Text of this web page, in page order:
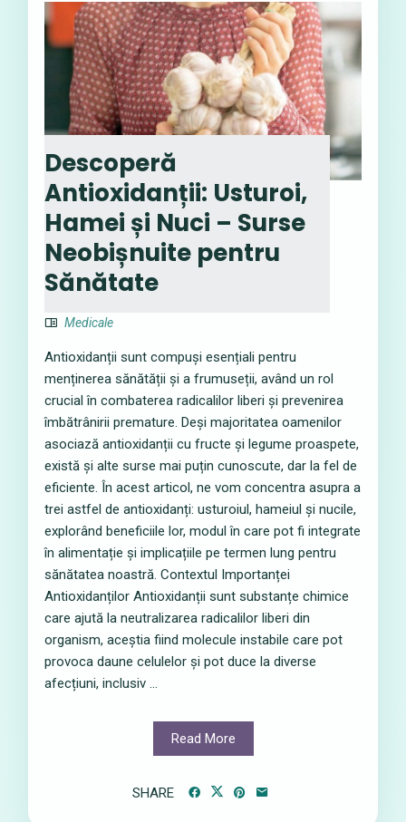
Descoperă
Antioxidanții: Usturoi,
Hamei și Nuci – Surse
Neobișnuite pentru
Sănătate
Medicale
Antioxidanții sunt compuși esențiali pentru
menținerea sănătății și a frumuseții, având un rol
crucial în combaterea radicalilor liberi și prevenirea
îmbătrânirii premature. Deși majoritatea oamenilor
asociază antioxidanții cu fructe și legume proaspete,
există și alte surse mai puțin cunoscute, dar la fel de
eficiente. În acest articol, ne vom concentra asupra a
trei astfel de antioxidanți: usturoiul, hameiul și nucile,
explorând beneficiile lor, modul în care pot fi integrate
în alimentație și implicațiile pe termen lung pentru
sănătatea noastră. Contextul Importanței
Antioxidanților Antioxidanții sunt substanțe chimice
care ajută la neutralizarea radicalilor liberi din
organism, aceștia fiind molecule instabile care pot
provoca daune celulelor și pot duce la diverse
afecțiuni, inclusiv ...
Read More
SHARE